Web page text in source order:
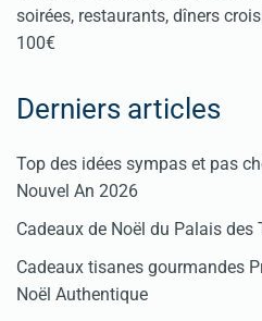
soirées, restaurants, dîners
100€
Derniers articles
Top des idées sympas et pas
Nouvel An 2026
Cadeaux de Noël du Palais des
Cadeaux tisanes gourmandes
Noël Authentique